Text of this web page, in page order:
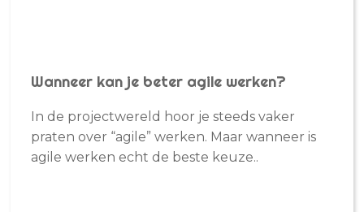
Wanneer kan je beter agile werken?
In de projectwereld hoor je steeds vaker
praten over “agile” werken. Maar wanneer is
agile werken echt de beste keuze..